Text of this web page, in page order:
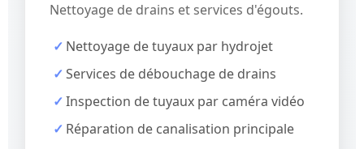
Nettoyage de drains et services d'égouts.
Nettoyage de tuyaux par hydrojet
Services de débouchage de drains
Inspection de tuyaux par caméra vidéo
Réparation de canalisation principale